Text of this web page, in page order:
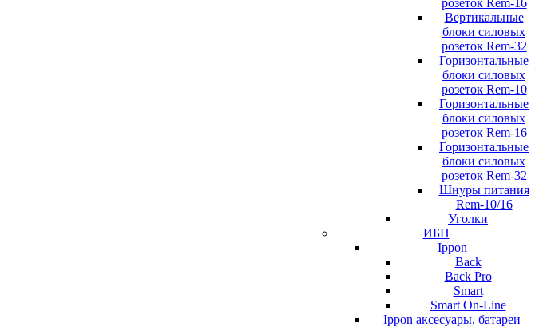
розеток Rem-16
Вертикальные
блоки силовых
розеток Rem-32
Горизонтальные
блоки силовых
розеток Rem-10
Горизонтальные
блоки силовых
розеток Rem-16
Горизонтальные
блоки силовых
розеток Rem-32
Шнуры питания
Rem-10/16
Уголки
ИБП
Ippon
Back
Back Pro
Smart
Smart On-Line
Ippon аксесуары, батареи